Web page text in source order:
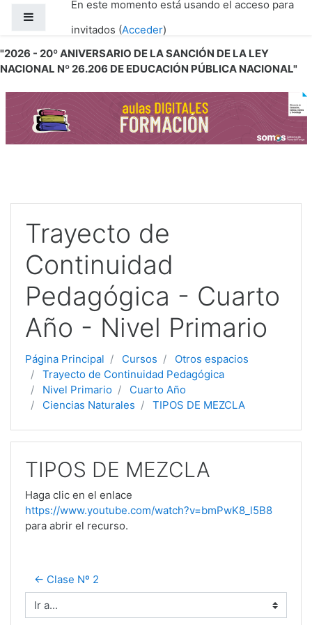
Salta al contenido principal
"2026 - 20º ANIVERSARIO DE LA SANCIÓN DE LA LEY
NACIONAL Nº 26.206 DE EDUCACIÓN PÚBLICA NACIONAL"
En este momento está usando el acceso para
invitados (Acceder)
Trayecto de
Continuidad
Pedagógica - Cuarto
Año - Nivel Primario
Página Principal Cursos
Otros espacios
Trayecto de Continuidad Pedagógica
Nivel Primario
Cuarto Año
Ciencias Naturales
TIPOS DE MEZCLA
TIPOS DE MEZCLA
Haga clic en el enlace
https://www.youtube.com/watch?v=bmPwK8_l5B8
para abrir el recurso.
← Clase Nº 2
Ir a...